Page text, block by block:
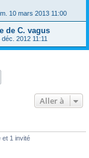
10 mars 2013 11:00
de C. vagus
2012 11:11
Aller à
et 1 invité